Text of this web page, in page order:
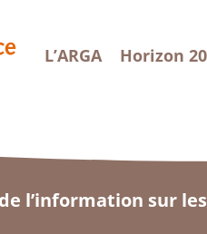
L’ARGA Horizon
l’information sur